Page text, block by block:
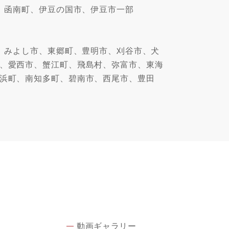
南町、伊豆の国市、伊豆市一部
よし市、東郷町、豊明市、刈谷市、犬
愛西市、蟹江町、飛島村、弥富市、東海
町、南知多町、碧南市、西尾市、豊田
動画ギャラリー